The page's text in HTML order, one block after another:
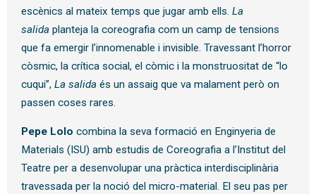
escènics al mateix temps que jugar amb ells. La
salida planteja la coreografia com un camp de tensions
que fa emergir l’innomenable i invisible. Travessant l’horror
còsmic, la crítica social, el còmic i la monstruositat de “lo
cuqui”, La salida és un assaig que va malament però on
passen coses rares.
Pepe Lolo combina la seva formació en Enginyeria de
Materials (ISU) amb estudis de Coreografia a l’Institut del
Teatre per a desenvolupar una pràctica interdisciplinària
travessada per la noció del micro-material. El seu pas per